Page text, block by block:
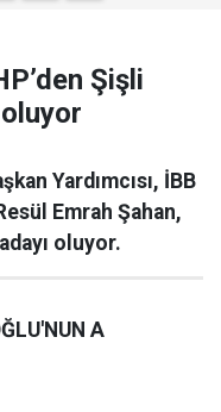
Şişli
Yardımcısı, İBB
Emrah Şahan,
oluyor.
A